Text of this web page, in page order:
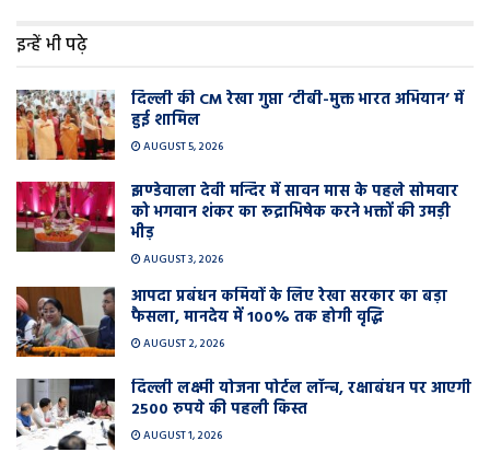
इन्हें भी पढ़े
दिल्ली की CM रेखा गुप्ता ‘टीबी-मुक्त भारत अभियान’ में
हुई शामिल
AUGUST 5, 2026
झण्डेवाला देवी मन्दिर में सावन मास के पहले सोमवार
को भगवान शंकर का रूद्राभिषेक करने भक्तों की उमड़ी
भीड़
AUGUST 3, 2026
आपदा प्रबंधन कर्मियों के लिए रेखा सरकार का बड़ा
फैसला, मानदेय में 100% तक होगी वृद्धि
AUGUST 2, 2026
दिल्ली लक्ष्मी योजना पोर्टल लॉन्च, रक्षाबंधन पर आएगी
2500 रुपये की पहली किस्त
AUGUST 1, 2026